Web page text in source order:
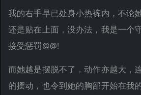
我的右手早已处身小热裤内，不论
还是贴在上面，没办法，我是一个
接受惩罚@@!
而她越是摆脱不了，动作亦越大，
的摆动，也令到她的胸部开始在我